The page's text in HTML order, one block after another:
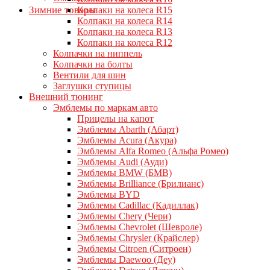
Зимние товарыКолпаки на колеса R15
Колпаки на колеса R14
Колпаки на колеса R13
Колпаки на колеса R12
Колпачки на ниппель
Колпачки на болты
Вентили для шин
Заглушки ступицы
Внешний тюнинг
Эмблемы по маркам авто
Прицелы на капот
Эмблемы Abarth (Абарт)
Эмблемы Acura (Акура)
Эмблемы Alfa Romeo (Альфа Ромео)
Эмблемы Audi (Ауди)
Эмблемы BMW (БМВ)
Эмблемы Brilliance (Брилианс)
Эмблемы BYD
Эмблемы Cadillac (Кадиллак)
Эмблемы Chery (Чери)
Эмблемы Chevrolet (Шевроле)
Эмблемы Chrysler (Крайслер)
Эмблемы Citroen (Ситроен)
Эмблемы Daewoo (Деу)